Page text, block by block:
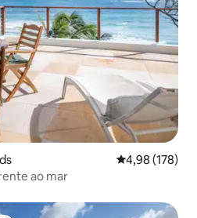
4,98 de uma
4,98 (178)
ao mar